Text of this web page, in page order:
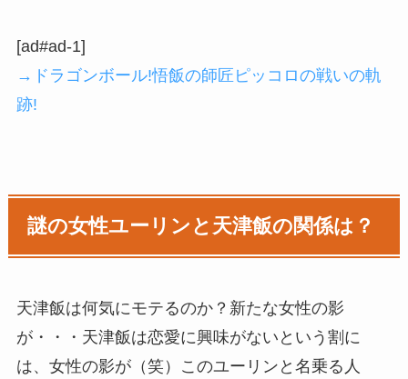
[ad#ad-1]
→ドラゴンボール!悟飯の師匠ピッコロの戦いの軌
跡!
謎の女性ユーリンと天津飯の関係は？
天津飯は何気にモテるのか？新たな女性の影
が・・・天津飯は恋愛に興味がないという割に
は、女性の影が（笑）このユーリンと名乗る人